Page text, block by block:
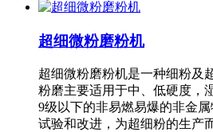
超细微粉磨粉机
超细微粉磨粉机是一种细粉及
粉磨主要适用于中、低硬度，
9级以下的非易燃易爆的非金
试验和改进，为超细粉的生产